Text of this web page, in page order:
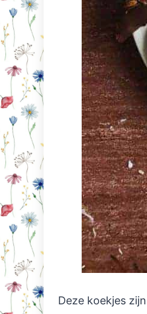
Deze koekjes